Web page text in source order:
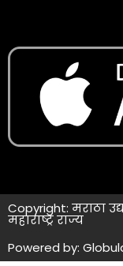
Copyright: मराठा
महाराष्ट्र राज्य
Powered by: